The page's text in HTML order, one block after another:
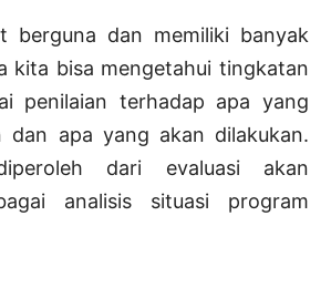
berguna dan memiliki banyak
kita bisa mengetahui tingkatan
penilaian terhadap apa yang
dan apa yang akan dilakukan.
dari evaluasi akan
analisis situasi program